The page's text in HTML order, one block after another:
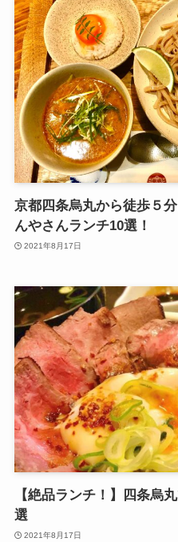
京都四条烏丸から徒歩５
んやさんランチ10選！
2021年8月17日
【絶品ランチ！】四条烏
選
2021年8月17日